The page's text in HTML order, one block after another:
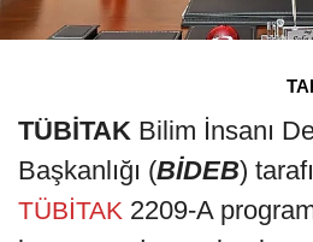
TÜBİTAK Bilim İnsanı
Başkanlığı (BİDEB)
TÜBİTAK 2209-A